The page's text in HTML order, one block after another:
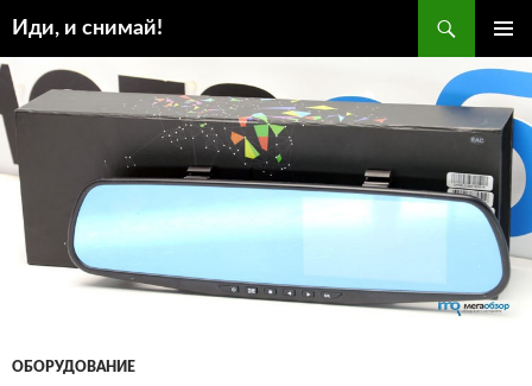
Иди, и снимай!
К
СОДЕРЖИМОМУ
ОБОРУДОВАНИЕ